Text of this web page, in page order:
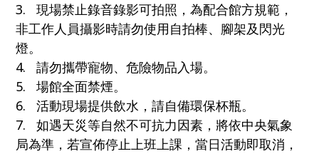
3. 現場禁止錄音錄影可拍照，為配合館方規範，
非工作人員攝影時請勿使用自拍棒、腳架及閃光
燈。
4. 請勿攜帶寵物、危險物品入場。
5. 場館全面禁煙。
6. 活動現場提供飲水，請自備環保杯瓶。
7. 如遇天災等自然不可抗力因素，將依中央氣象
局為準，若宣佈停止上班上課，當日活動即取消，